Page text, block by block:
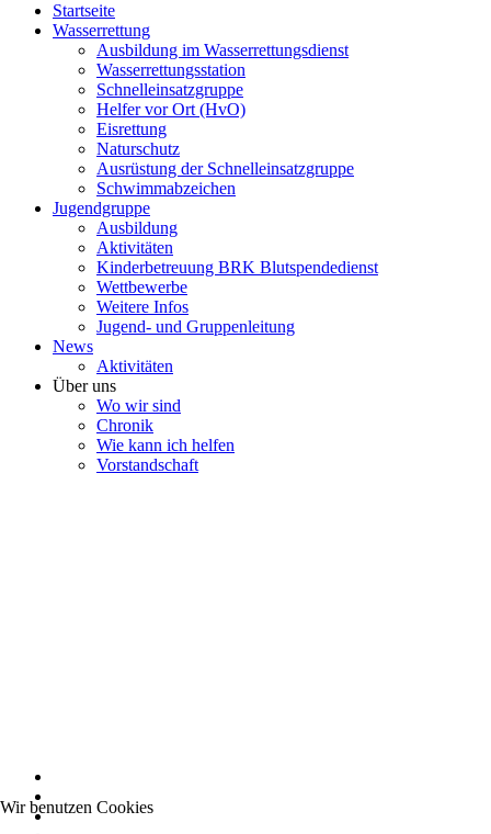
Startseite
Wasserrettung
Ausbildung im Wasserrettungsdienst
Wasserrettungsstation
Schnelleinsatzgruppe
Helfer vor Ort (HvO)
Eisrettung
Naturschutz
Ausrüstung der Schnelleinsatzgruppe
Schwimmabzeichen
Jugendgruppe
Ausbildung
Aktivitäten
Kinderbetreuung BRK Blutspendedienst
Wettbewerbe
Weitere Infos
Jugend- und Gruppenleitung
News
Aktivitäten
Über uns
Wo wir sind
Chronik
Wie kann ich helfen
Vorstandschaft
Wir benutzen Cookies